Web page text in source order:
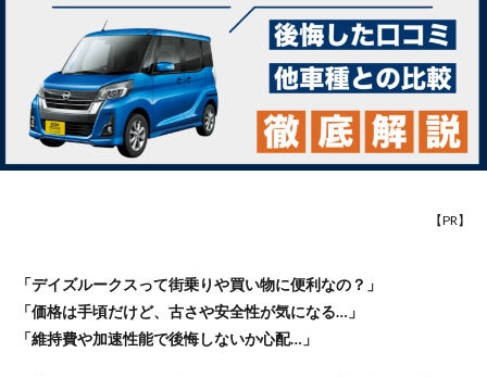
【PR】
「デイズルークスって街乗りや買い物に便利なの？」
「価格は手頃だけど、古さや安全性が気になる…」
「維持費や加速性能で後悔しないか心配…」